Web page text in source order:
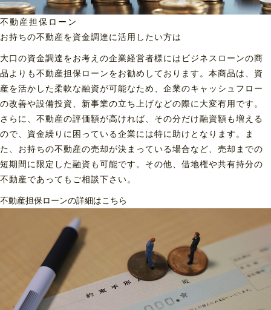
不動産担保ローン
お持ちの不動産を資金調達に活用したい方は
大口の資金調達をお考えの企業経営者様にはビジネスローンの商
品よりも不動産担保ローンをお勧めしております。本商品は、資
産を活かした柔軟な融資が可能なため、企業のキャッシュフロー
の改善や設備投資、新事業の立ち上げなどの際に大変有用です。
さらに、不動産の評価額が高ければ、その分だけ融資額も増える
ので、資金繰りに困っている企業には特に助けとなります。ま
た、お持ちの不動産の売却が決まっている場合など、売却までの
短期間に限定した融資も可能です。その他、借地権や共有持分の
不動産であってもご相談下さい。
不動産担保ローンの詳細はこちら